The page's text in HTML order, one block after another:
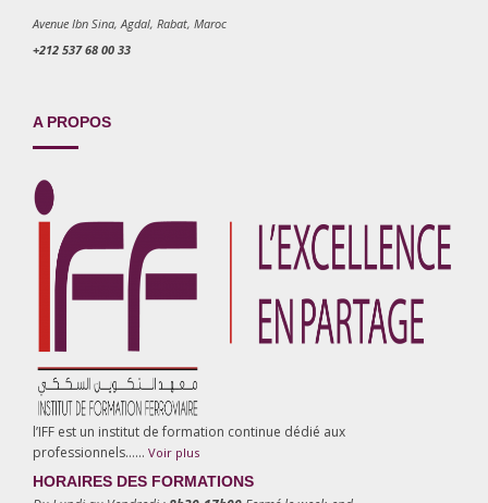
Avenue Ibn Sina, Agdal, Rabat, Maroc
+212 537 68 00 33
A PROPOS
l’IFF est un institut de formation continue dédié aux
professionnels…… Voir plus
HORAIRES DES FORMATIONS